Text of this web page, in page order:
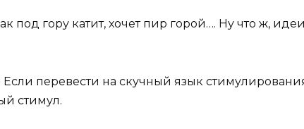
под гору катит, хочет пир горой…. Ну что ж,
. Если перевести на скучный язык
стимул.